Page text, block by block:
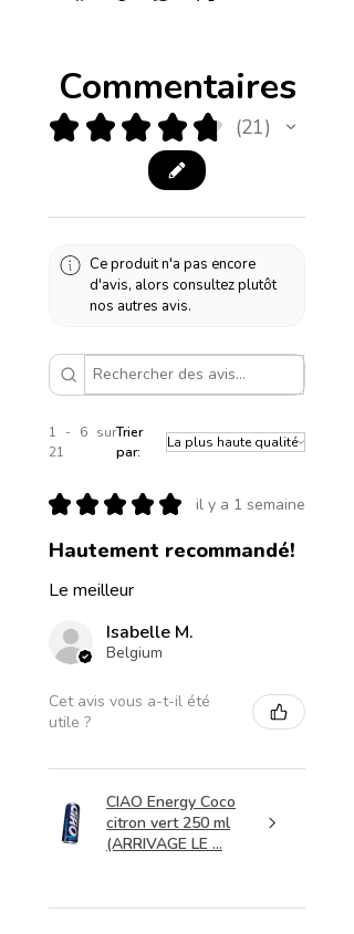
Commentaires
★ ★ ★ ★ ★ 21
21
Ce produit n'a pas encore
d'avis, alors consultez plutôt
nos autres avis.
1 - 6 sur
21
Trier
par:
★ ★ ★ ★ ★ il y a 1 semaine
Hautement recommandé!
Le meilleur
Isabelle M.
Belgium
Cet avis vous a-t-il été
utile ?
CIAO Energy Coco
citron vert 250 ml
(ARRIVAGE LE ...